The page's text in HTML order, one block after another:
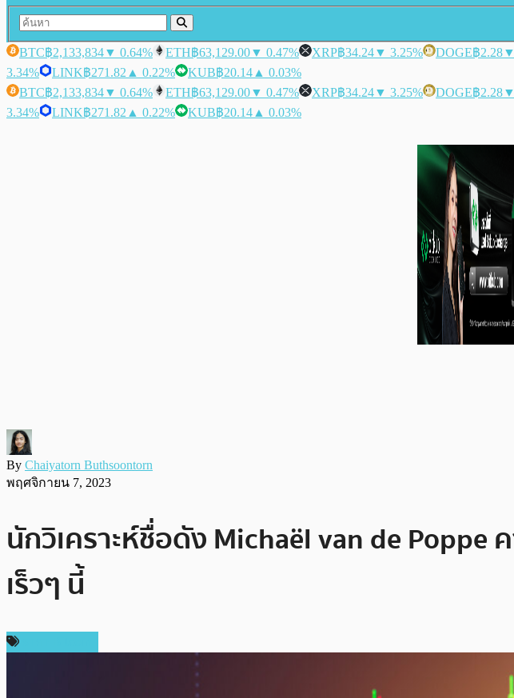
BTC฿2,133,834▼ 0.64% ETH฿63,129.00▼ 0.47% XRP฿34.24▼ 3.25% DOGE฿2.28
3.34%
LINK฿271.82 ▲ 0.22% KUB฿20.14 ▲ 0.03%
BTC฿2,133,834▼ 0.64% ETH฿63,129.00▼ 0.47% XRP฿34.24▼ 3.25% DOGE฿2.28
3.34%
LINK฿271.82 ▲ 0.22% KUB฿20.14 ▲ 0.03%
By Chaiyatorn Buthsoontorn
พฤศจิกายน 7, 2023
นักวิเคราะห์ชื่อดัง Michaël van de Poppe
เร็วๆ นี้